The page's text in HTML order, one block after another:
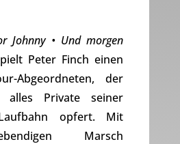
Johnny • Und morgen
Peter Finch einen
Abgeordneten, der
alles Private seiner
opfert. Mit
Marsch